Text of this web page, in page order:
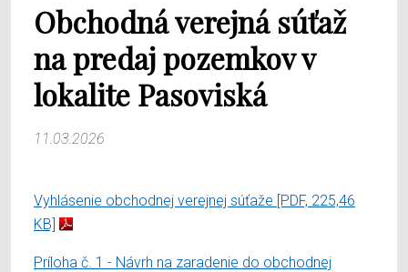
O obci
Obchodná verejná súťaž
na predaj pozemkov v
lokalite Pasoviská
11.03.2026
Vyhlásenie obchodnej verejnej súťaže [PDF, 225,46
KB]
Príloha č. 1 - Návrh na zaradenie do obchodnej